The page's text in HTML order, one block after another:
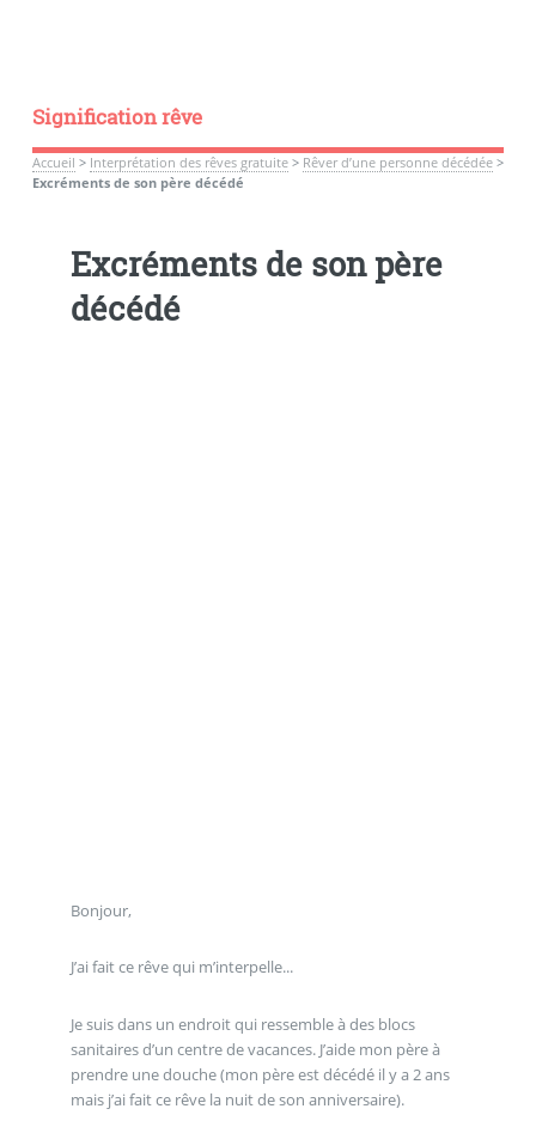
Signification rêve
Accueil > Interprétation des rêves gratuite> Rêver d’une personne décédée>
Excréments de son père décédé
Excréments de son père
décédé
Bonjour,
J’ai fait ce rêve qui m’interpelle...
Je suis dans un endroit qui ressemble à des blocs
sanitaires d’un centre de vacances. J’aide mon père à
prendre une douche (mon père est décédé il y a 2 ans
mais j’ai fait ce rêve la nuit de son anniversaire).